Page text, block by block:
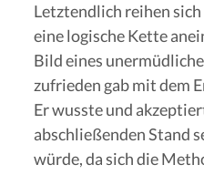
Letztendlich reihen
eine logische Kette
Bild eines
zufrieden gab mit dem
Er wusste und
abschließenden Stand
würde, da sich die